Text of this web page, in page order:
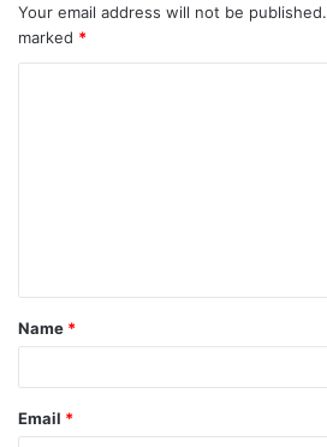
Your email address will not be published.
marked *
Name *
Email *